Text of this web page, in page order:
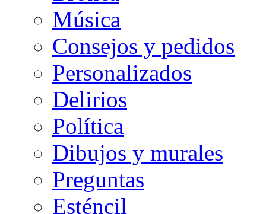
Música
Consejos y pedidos
Personalizados
Delirios
Política
Dibujos y murales
Preguntas
Esténcil